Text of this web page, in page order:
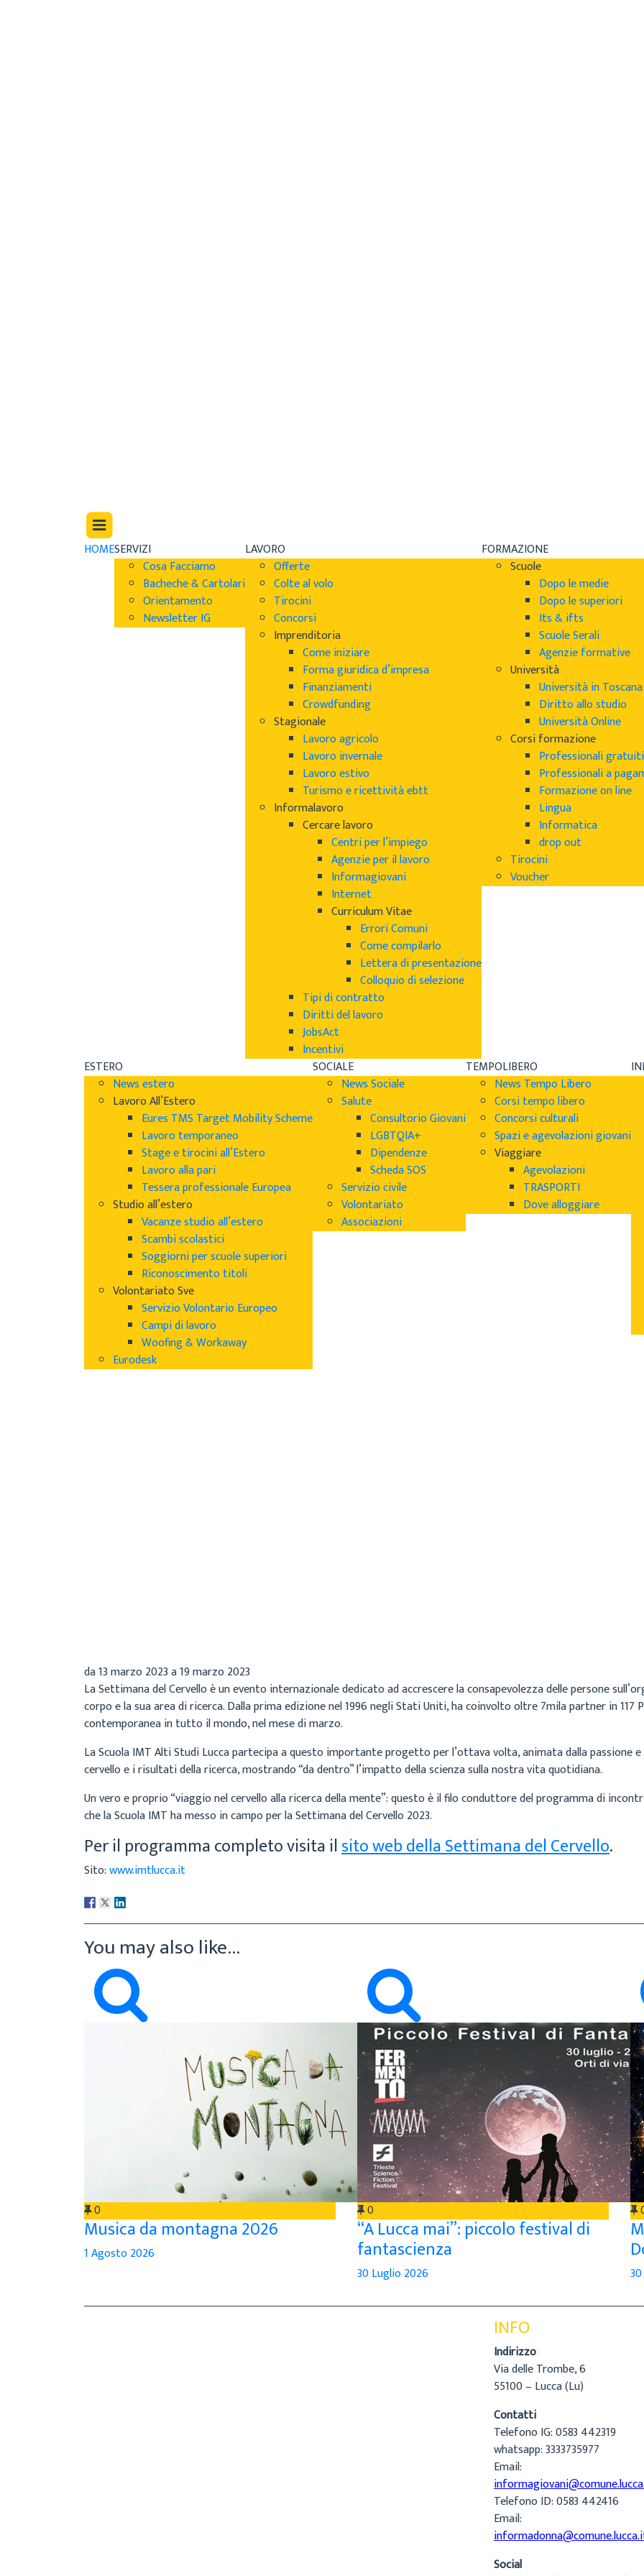
HOMESERVIZI
Cosa Facciamo
Bacheche & Cartolari
Orientamento
Newsletter IG
LAVORO
Offerte
Colte al volo
Tirocini
Concorsi
Imprenditoria
Come iniziare
Forma giuridica d’impresa
Finanziamenti
Crowdfunding
Stagionale
Lavoro agricolo
Lavoro invernale
Lavoro estivo
Turismo e ricettività ebtt
Informalavoro
Cercare lavoro
Centri per l’impiego
Agenzie per il lavoro
Informagiovani
Internet
Curriculum Vitae
Errori Comuni
Come compilarlo
Lettera di presentazione
Colloquio di selezione
Tipi di contratto
Diritti del lavoro
JobsAct
Incentivi
FORMAZIONE
Scuole
Dopo le medie
Dopo le superiori
Its & ifts
Scuole Serali
Agenzie formative
Università
Università in Toscana
Diritto allo studio
Università Online
Corsi formazione
Professionali gratuiti
Professionali a
Formazione on line
Lingua
Informatica
drop out
Tirocini
Voucher
ESTERO
News estero
Lavoro All’Estero
Eures TMS Target Mobility Scheme
Lavoro temporaneo
Stage e tirocini all’Estero
Lavoro alla pari
Tessera professionale Europea
Studio all’estero
Vacanze studio all’estero
Scambi scolastici
Soggiorni per scuole superiori
Riconoscimento titoli
Volontariato Sve
Servizio Volontario Europeo
Campi di lavoro
Woofing & Workaway
Eurodesk
SOCIALE
News Sociale
Salute
Consultorio Giovani
LGBTQIA+
Dipendenze
Scheda SOS
Servizio civile
Volontariato
Associazioni
TEMPOLIBERO
News Tempo Libero
Corsi tempo libero
Concorsi culturali
Spazi e agevolazioni giovani
Viaggiare
Agevolazioni
TRASPORTI
Dove alloggiare
da13 marzo 2023a19 marzo 2023
La Settimana del Cervello è un evento internazionale dedicato ad accrescere la consapevolezza delle persone
corpo e la sua area di ricerca. Dalla prima edizione nel 1996 negli Stati Uniti, ha coinvolto oltre 7mila partner in 117
contemporanea in tutto il mondo, nel mese di marzo.
La Scuola IMT Alti Studi Lucca partecipa a questo importante progetto per l’ottava volta, animata dalla passione
cervello e i risultati della ricerca, mostrando “da dentro” l’impatto della scienza sulla nostra vita quotidiana.
Un vero e proprio “viaggio nel cervello alla ricerca della mente”: questo è il filo conduttore del programma di
che la Scuola IMT ha messo in campo per la Settimana del Cervello 2023.
Per il programma completo visita ilsito web della Settimana del Cervello.
Sito:www.imtlucca.it
You may also like...
0
Musica da montagna 2026
1 Agosto 2026
0
“A Lucca mai”: piccolo festival di
fantascienza
30 Luglio 2026
INFO
Indirizzo
Via delle Trombe, 6
55100 – Lucca (Lu)
Contatti
Telefono IG: 0583 442319
whatsapp: 3333735977
Email:
Telefono ID: 0583 442416
Email:
Social